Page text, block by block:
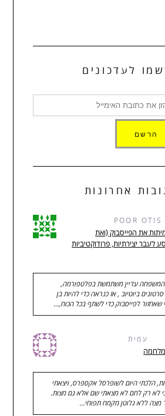
לעדכונים
אחרונות
POOR OTIS
את הפייסבוק (ואת
לעבר יצירתיות, פרודוקטיביות
עדיין משתמשת בפלטפורמה,
ביוטיוב , אז כנראה כדי להיות בן
לפייסבוק כדי לשתף בכל הכוח,…
עמית
הלכתי היום לשופרסל אקספרס, ויצאתי
לא רק לחם לא מצאתי שם אלא גם מצות.
מצה ללא גלוטן מקמח תפוחי…